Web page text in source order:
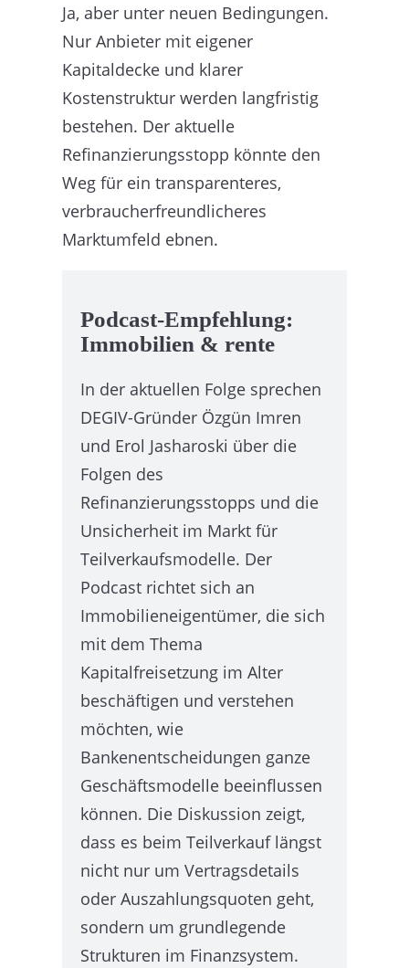
Ja, aber unter neuen Bedingungen.
Nur Anbieter mit eigener
Kapitaldecke und klarer
Kostenstruktur werden langfristig
bestehen. Der aktuelle
Refinanzierungsstopp könnte den
Weg für ein transparenteres,
verbraucherfreundlicheres
Marktumfeld ebnen.
Podcast-Empfehlung:
Immobilien & rente
In der aktuellen Folge sprechen
DEGIV-Gründer Özgün Imren
und Erol Jasharoski über die
Folgen des
Refinanzierungsstopps und die
Unsicherheit im Markt für
Teilverkaufsmodelle. Der
Podcast richtet sich an
Immobilieneigentümer, die sich
mit dem Thema
Kapitalfreisetzung im Alter
beschäftigen und verstehen
möchten, wie
Bankenentscheidungen ganze
Geschäftsmodelle beeinflussen
können. Die Diskussion zeigt,
dass es beim Teilverkauf längst
nicht nur um Vertragsdetails
oder Auszahlungsquoten geht,
sondern um grundlegende
Strukturen im Finanzsystem.